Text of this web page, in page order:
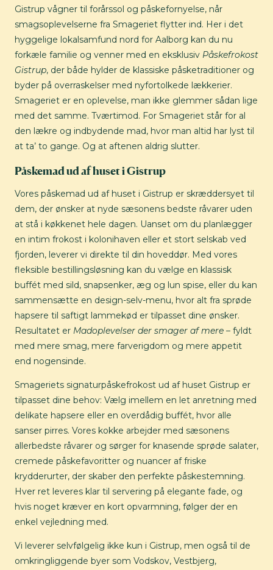
Gistrup vågner til forårssol og påskefornyelse, når
smagsoplevelserne fra Smageriet flytter ind. Her i det
hyggelige lokalsamfund nord for Aalborg kan du nu
forkæle familie og venner med en eksklusiv Påskefrokost
Gistrup, der både hylder de klassiske påsketraditioner og
byder på overraskelser med nyfortolkede lækkerier.
Smageriet er en oplevelse, man ikke glemmer sådan lige
med det samme. Tværtimod. For Smageriet står for al
den lækre og indbydende mad, hvor man altid har lyst til
at ta’ to gange. Og at aftenen aldrig slutter.
Påskemad ud af huset i Gistrup
Vores påskemad ud af huset i Gistrup er skræddersyet til
dem, der ønsker at nyde sæsonens bedste råvarer uden
at stå i køkkenet hele dagen. Uanset om du planlægger
en intim frokost i kolonihaven eller et stort selskab ved
fjorden, leverer vi direkte til din hoveddør. Med vores
fleksible bestillingsløsning kan du vælge en klassisk
buffét med sild, snapsenker, æg og lun spise, eller du kan
sammensætte en design-selv-menu, hvor alt fra sprøde
hapsere til saftigt lammekød er tilpasset dine ønsker.
Resultatet er Madoplevelser der smager af mere – fyldt
med mere smag, mere farverigdom og mere appetit
end nogensinde.
Smageriets signaturpåskefrokost ud af huset Gistrup er
tilpasset dine behov: Vælg imellem en let anretning med
delikate hapsere eller en overdådig buffét, hvor alle
sanser pirres. Vores kokke arbejder med sæsonens
allerbedste råvarer og sørger for knasende sprøde salater,
cremede påskefavoritter og nuancer af friske
krydderurter, der skaber den perfekte påskestemning.
Hver ret leveres klar til servering på elegante fade, og
hvis noget kræver en kort opvarmning, følger der en
enkel vejledning med.
Vi leverer selvfølgelig ikke kun i Gistrup, men også til de
omkringliggende byer som Vodskov, Vestbjerg,